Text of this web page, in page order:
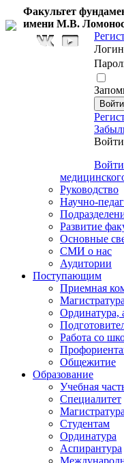
Факультет
имени М.В.
Войти
Войти
Руководство
Научно-
Развитие
Основные
СМИ о нас
Аудитории
Поступающим
Приемная
Магистратура
Ординатура,
Работа со
Общежитие
Образование
Учебная
Специалитет
Магистратура
Студентам
Ординатура
Аспирантура